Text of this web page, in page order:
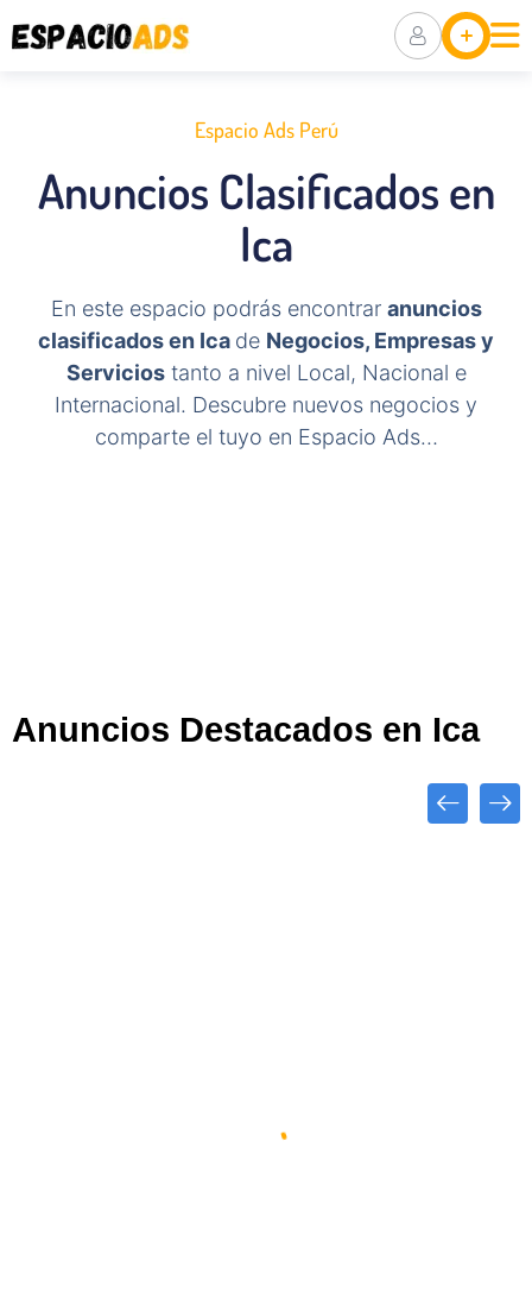
Ubicaciones
Espacio Ads Perú
Anuncios Clasificados en
Ica
En este espacio podrás encontrar anuncios
clasificados en Ica de Negocios, Empresas y
Serviciostanto a nivel Local, Nacional e
Internacional. Descubre nuevos negocios y
comparte el tuyo en Espacio Ads…
Anuncios Destacados en Ica